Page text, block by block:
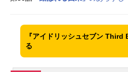
『アイドリッシュセブン Third
る